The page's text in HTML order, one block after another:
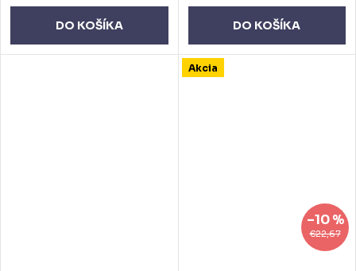
DO KOŠÍKA DO KOŠÍKA
Akcia
€22,67
–10 %